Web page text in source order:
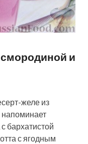
смородиной и
желе из
бархатистой
с ягодным